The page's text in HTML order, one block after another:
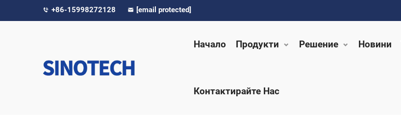
+86-15998272128 [email protected]
Начало Продукти Решение Новини
Контактирайте Нас